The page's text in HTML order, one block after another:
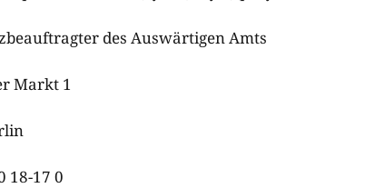
des Auswärtigen Amts
Markt 1
18-17 0